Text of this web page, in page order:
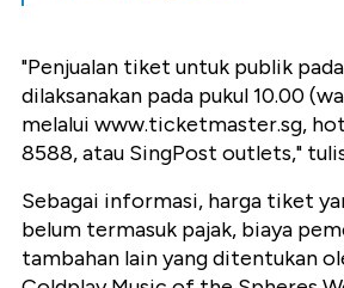
"Penjualan tiket untuk publik
dilaksanakan pada pukul 10.00
melalui www.ticketmaster.sg,
8588, atau SingPost outlets,"
Sebagai informasi, harga tiket
belum termasuk pajak, biaya
tambahan lain yang ditentukan